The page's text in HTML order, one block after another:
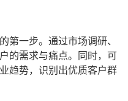
第一步。通过市场调研、
的需求与痛点。同时，可
趋势，识别出优质客户群